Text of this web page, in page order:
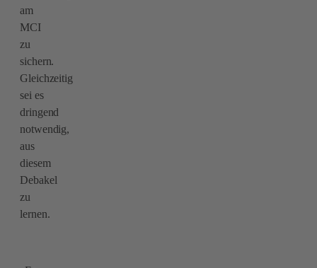
am
MCI
zu
sichern.
Gleichzeitig
sei es
dringend
notwendig,
aus
diesem
Debakel
zu
lernen.